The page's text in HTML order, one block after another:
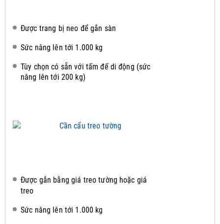
Được trang bị neo để gắn sàn
Sức nâng lên tới 1.000 kg
Tùy chọn có sẵn với tấm đế di động (sức
nâng lên tới 200 kg)
Được gắn bằng giá treo tường hoặc giá
treo
Sức nâng lên tới 1.000 kg